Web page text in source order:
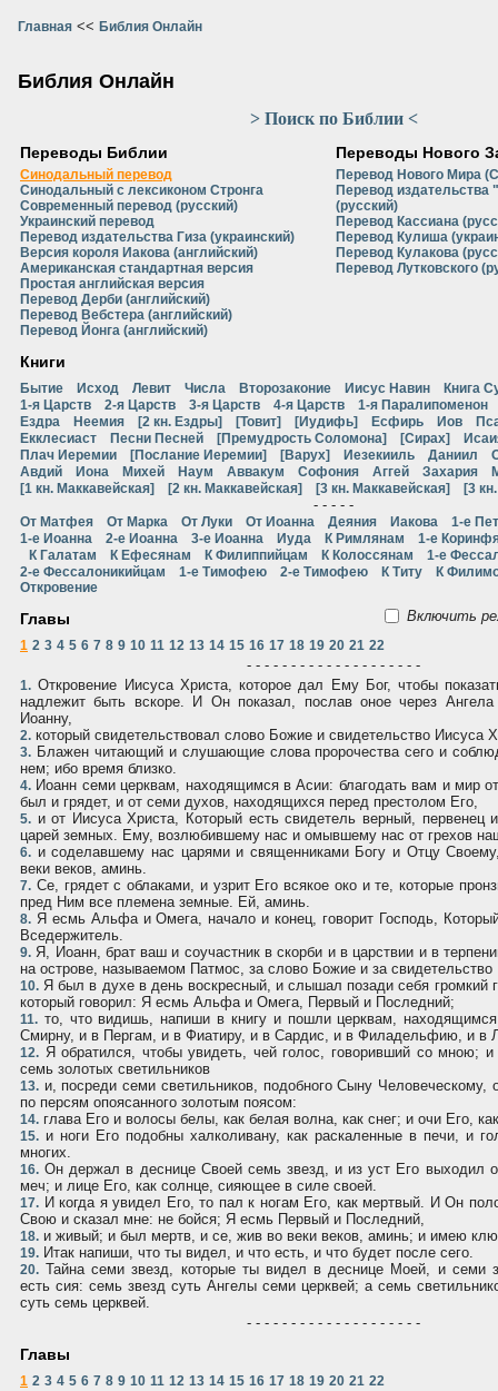
Главная << Библия Онлайн
Библия Онлайн
> Поиск по Библии <
Переводы Библии
Синодальный перевод
Синодальный с лексиконом Стронга
Современный перевод (русский)
Украинский перевод
Перевод издательства Гиза (украинский)
Версия короля Иакова (английский)
Американская стандартная версия
Простая английская версия
Перевод Дерби (английский)
Перевод Вебстера (английский)
Перевод Йонга (английский)
Переводы Нового
Перевод Нового Мира
Перевод
(русский)
Перевод Кассиана
Перевод Кулиша
Перевод Кулакова
Перевод Лутковского
Книги
Бытие Исход Левит Числа Второзаконие Иисус Навин
Книга
1-я Царств
2-я Царств 3-я Царств 4-я Царств
1-я Паралипоменон
Ездра
Неемия [2 кн. Ездры] [Товит] [Иудифь] Есфирь Иов
Екклесиаст
Песни Песней [Премудрость Соломона] [Сирах]
Плач Иеремии
[Послание Иеремии] [Варух] Иезекииль Даниил
Авдий
Иона Михей Наум Аввакум Софония Аггей Захария
[1 кн. Маккавейская]
[2 кн. Маккавейская] [3 кн. Маккавейская] [3
- - - - -
От Матфея От Марка От Луки От Иоанна Деяния Иакова
1-е
1-е Иоанна
2-е Иоанна 3-е Иоанна Иуда К Римлянам
1-е
К Галатам
К Ефесянам К Филиппийцам К Колоссянам
1-е
2-е Фессалоникийцам
1-е Тимофею 2-е Тимофею К Титу
К
Откровение
Главы Включить
1 2 3 4 5 6 7 8 9 10 11 12 13 14 15 16 17 18 19 20 21 22
- - - - - - - - - - - - - - - - - - - -
1. Откровение Иисуса Христа, которое дал Ему Бог, чтобы
надлежит быть вскоре. И Он показал, послав оное через
Иоанну,
2. который свидетельствовал слово Божие и свидетельство Иисуса
3. Блажен читающий и слушающие слова пророчества сего и
нем; ибо время близко.
4. Иоанн семи церквам, находящимся в Асии: благодать вам и мир
был и грядет, и от семи духов, находящихся перед престолом Его,
5. и от Иисуса Христа, Который есть свидетель верный, первенец
царей земных. Ему, возлюбившему нас и омывшему нас от грехов
6. и соделавшему нас царями и священниками Богу и Отцу
веки веков, аминь.
7. Се, грядет с облаками, и узрит Его всякое око и те, которые
пред Ним все племена земные. Ей, аминь.
8. Я есмь Альфа и Омега, начало и конец, говорит Господь,
Вседержитель.
9. Я, Иоанн, брат ваш и соучастник в скорби и в царствии и в
на острове, называемом Патмос, за слово Божие и за
10. Я был в духе в день воскресный, и слышал позади себя громкий
который говорил: Я есмь Альфа и Омега, Первый и Последний;
11. то, что видишь, напиши в книгу и пошли церквам,
Смирну, и в Пергам, и в Фиатиру, и в Сардис, и в Филадельфию, и в
12. Я обратился, чтобы увидеть, чей голос, говоривший со мною;
семь золотых светильников
13. и, посреди семи светильников, подобного Сыну Человеческому,
по персям опоясанного золотым поясом:
14. глава Его и волосы белы, как белая волна, как снег; и очи Его,
15. и ноги Его подобны халколивану, как раскаленные в печи, и
многих.
16. Он держал в деснице Своей семь звезд, и из уст Его выходил
меч; и лице Его, как солнце, сияющее в силе своей.
17. И когда я увидел Его, то пал к ногам Его, как мертвый. И Он
Свою и сказал мне: не бойся; Я есмь Первый и Последний,
18. и живый; и был мертв, и се, жив во веки веков, аминь; и имею
19. Итак напиши, что ты видел, и что есть, и что будет после сего.
20. Тайна семи звезд, которые ты видел в деснице Моей, и семи
есть сия: семь звезд суть Ангелы семи церквей; а семь
суть семь церквей.
- - - - - - - - - - - - - - - - - - - -
Главы
1 2 3 4 5 6 7 8 9 10 11 12 13 14 15 16 17 18 19 20 21 22